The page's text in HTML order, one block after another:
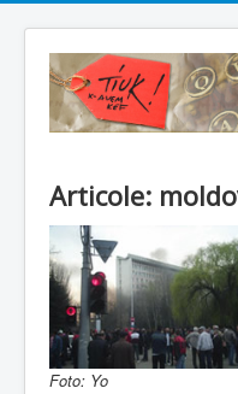
Articole:
Foto: Yo